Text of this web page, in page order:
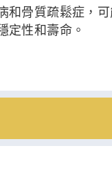
和骨質疏鬆症，
定性和壽命。